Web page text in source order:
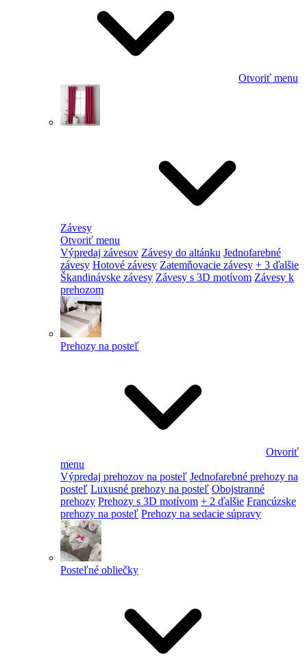
Otvoriť menu
Závesy
Otvoriť menu
Výpredaj závesov Závesy do altánku Jednofarebné
závesy Hotové závesy Zatemňovacie závesy + 3 ďalšie
Škandinávske závesy Závesy s 3D motívom Závesy k
prehozom
Prehozy na posteľ
Otvoriť
menu
Výpredaj prehozov na posteľ Jednofarebné prehozy na
posteľ Luxusné prehozy na posteľ Obojstranné
prehozy Prehozy s 3D motívom + 2 ďalšie Francúzske
prehozy na posteľ Prehozy na sedacie súpravy
Posteľné obliečky